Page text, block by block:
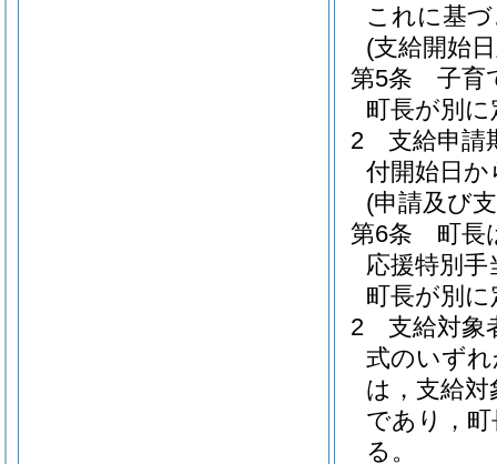
これに基
(支給開始
第5条
子育
町長が別
2
支給申請
付開始日
(申請及び
第6条
町長
応援特別手
町長が別
2
支給対象
式のいず
は，支給対
であり，
る。